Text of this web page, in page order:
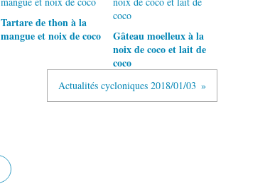
Tartare de thon à la
mangue et noix de coco
Gâteau moelleux à la
noix de coco et lait de
coco
Actualités cycloniques 2018/01/03